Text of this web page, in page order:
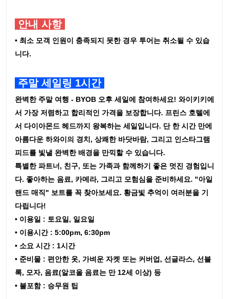
안내 사항
• 최소 모객 인원이 충족되지 못한 경우 투어는 취소될 수 있습
니다.
주말 세일링 1시간
완벽한 주말 여행 - BYOB 오후 세일에 참여하세요! 와이키키에
서 가장 저렴하고 합리적인 가격을 보장합니다. 프린스 호텔에
서 다이아몬드 헤드까지 왕복하는 세일입니다. 단 한 시간 만에
아름다운 하와이의 경치, 상쾌한 바닷바람, 그리고 인스타그램
피드를 빛낼 완벽한 배경을 만끽할 수 있습니다.
특별한 파트너, 친구, 또는 가족과 함께하기 좋은 멋진 경험입니
다. 좋아하는 음료, 카메라, 그리고 모험심을 준비하세요. "아일
랜드 매직" 보트를 꼭 찾아보세요. 황금빛 추억이 여러분을 기
다립니다!
• 이용일 : 토요일, 일요일
• 이용시간 : 5:00pm, 6:30pm
• 소요 시간 : 1시간
• 준비물 : 편안한 옷, 가벼운 자켓 또는 커버업, 선글라스, 선블
록, 모자, 음료(알코올 음료는 만 12세 이상) 등
• 불포함 : 승무원 팁